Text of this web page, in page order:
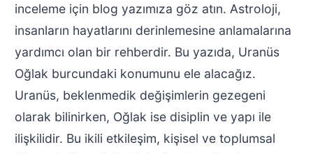
inceleme için blog yazımıza göz atın. Astroloji,
insanların hayatlarını derinlemesine anlamalarına
yardımcı olan bir rehberdir. Bu yazıda, Uranüs
Oğlak burcundaki konumunu ele alacağız.
Uranüs, beklenmedik değişimlerin gezegeni
olarak bilinirken, Oğlak ise disiplin ve yapı ile
ilişkilidir. Bu ikili etkileşim, kişisel ve toplumsal